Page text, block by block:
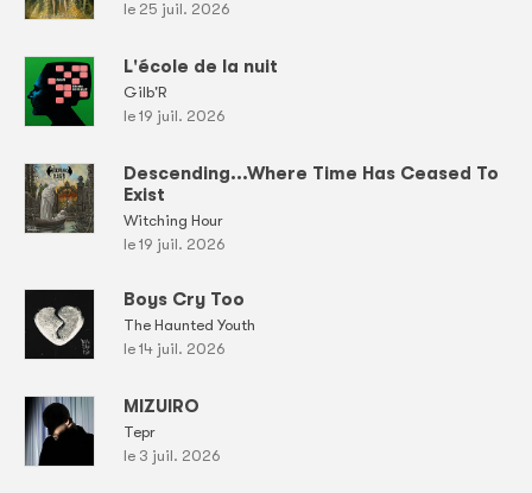
le 25 juil. 2026
L'école de la nuit
Gilb'R
le 19 juil. 2026
Descending...Where Time Has Ceased To
Exist
Witching Hour
le 19 juil. 2026
Boys Cry Too
The Haunted Youth
le 14 juil. 2026
MIZUIRO
Tepr
le 3 juil. 2026